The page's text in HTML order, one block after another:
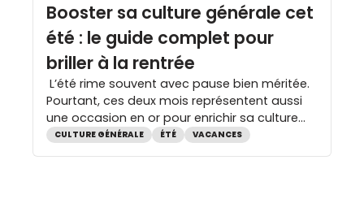
Booster sa culture générale cet
été : le guide complet pour
briller à la rentrée
L’été rime souvent avec pause bien méritée.
Pourtant, ces deux mois représentent aussi
une occasion en or pour enrichir sa culture
générale, sans pression et à son rythme.
Entre deux baignades, il est tout à fait
CULTURE GÉNÉRALE ÉTÉ VACANCES